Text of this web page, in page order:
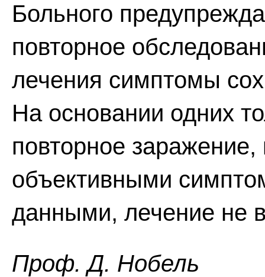
Больного
повторное
лечения симптомы
На основании одних
повторное
объективными
данными, лечение не
Проф. Д. Нобель